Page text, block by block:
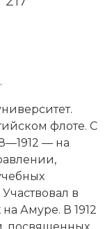
.
флоте. С
— на
в
Амуре. В 1912